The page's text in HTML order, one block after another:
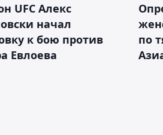
UFC Алекс
начал
к бою против
Евлоева
по